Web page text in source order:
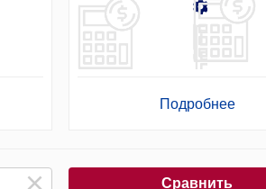
Подробнее
Сравнить